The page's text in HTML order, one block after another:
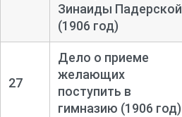
Зинаиды Падерской
(1906 год)
27
Дело о приеме
желающих
поступить в
гимназию (1906 год)